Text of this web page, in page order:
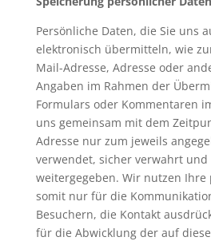
Persönliche Daten, die Sie uns
elektronisch übermitteln, wie
Mail-Adresse, Adresse oder
Angaben im Rahmen der
Formulars oder Kommentaren
uns gemeinsam mit dem
Adresse nur zum jeweils
verwendet, sicher verwahrt
weitergegeben. Wir nutzen Ihre
somit nur für die
Besuchern, die Kontakt
für die Abwicklung der auf